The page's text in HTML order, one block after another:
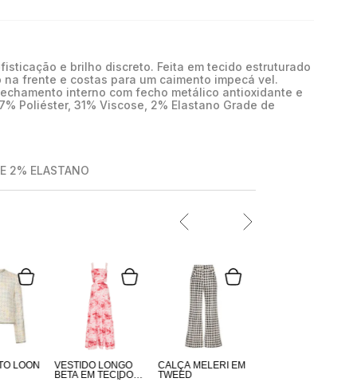
e brilho discreto. Feita em tecido estruturado
frente e costas para um caimento impecá vel.
interno com fecho metálico antioxidante e
Poliéster, 31% Viscose, 2% Elastano Grade de
2% ELASTANO
LOON
VESTIDO LONGO
BETA EM TECIDO
CALÇA MELERI EM
TWEED